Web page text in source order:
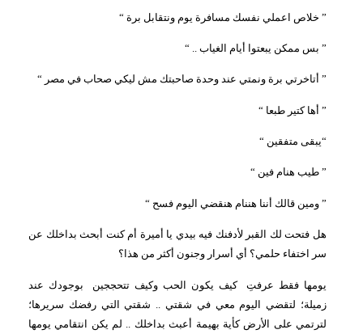
” خلاص اعملي نفسك مسافرة يوم ونتقابل برة “
” بس ممكن يبعتوا أيام الغياب .. “
” أتاخرتي برة ونمتي عند وحدة صاحبتك مش ليكي صحاب في مصر “
” أها كتير طبعا “
“يبقى متفقين “
” طيب هنام فين “
” ومين قالك أننا هننام هنقضي اليوم فسح “
هل فتحت لك القبر لأدفنك فيه بيدي يا أميرة أم كنت أبحث بداخلك عن
سر اختفاء حلمي؟ أي أسرار وجنون أكثر من هذا؟
يومها فقط عرفتِ كيف يكون الحب وكيف تتحججين
بوجودك عند
زميلة؛ لتقضي اليوم معي في شقتي .. شقتي التي رفضك سريرها؛
لترتمي على الأرض كأية بهيمة أعبث بداخلك .. لم يكن انتقامي يومها